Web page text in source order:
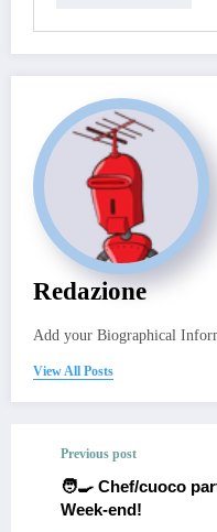
Redazione
Add your Biographical
View All Posts
Previous post
🧑‍🍳 Chef/cuoco
Week-end!